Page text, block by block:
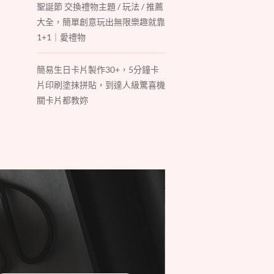
聖誕節 交換禮物主題 / 玩法 / 推薦
大全，簡單創意玩出無限樂趣就靠
1+1｜愛禮物
簡易生日卡片製作30+，5分鐘卡
片印刷塗抹拼貼，到達人級驚喜機
關卡片都教妳